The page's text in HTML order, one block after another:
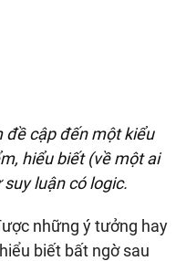
đề cập đến một kiểu
hiểu biết (về một ai
luận có logic.
những ý tưởng hay
biết bất ngờ sau